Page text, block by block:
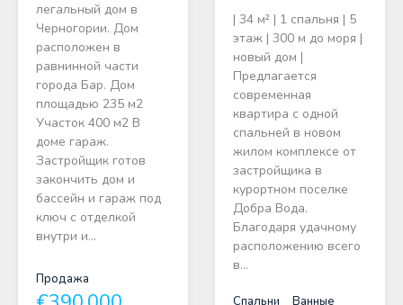
легальный дом в
Черногории. Дом
расположен в
равнинной части
города Бар. Дом
площадью 235 м2
Участок 400 м2 В
доме гараж.
Застройщик готов
закончить дом и
бассейн и гараж под
ключ с отделкой
внутри и…
Продажа
| 34 м² | 1 спальня | 5
этаж | 300 м до моря |
новый дом |
Предлагается
современная
квартира с одной
спальней в новом
жилом комплексе от
застройщика в
курортном поселке
Добра Вода.
Благодаря удачному
расположению всего
в…
Спальни
Ванные